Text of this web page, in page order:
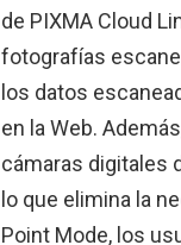
de PIXMA Cloud
fotografías
los datos
en la Web.
cámaras digitales
lo que elimina la
Point Mode, los